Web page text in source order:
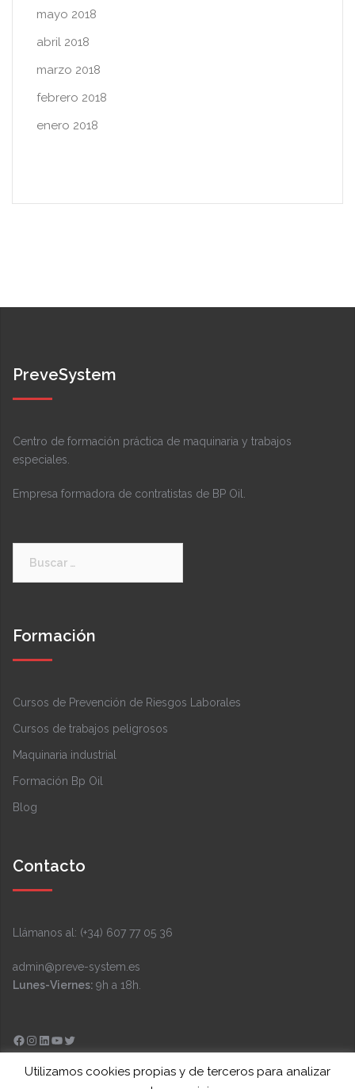
mayo 2018
abril 2018
marzo 2018
febrero 2018
enero 2018
PreveSystem
Centro de formación práctica de maquinaria y trabajos
especiales.
Empresa formadora de contratistas de BP Oil.
Formación
Cursos de Prevención de Riesgos Laborales
Cursos de trabajos peligrosos
Maquinaria industrial
Formación Bp Oil
Blog
Contacto
Llámanos al: (+34) 607 77 05 36
admin@preve-system.es
Lunes-Viernes: 9h a 18h.
Facebook Instagram LinkedIn YouTube Twitter